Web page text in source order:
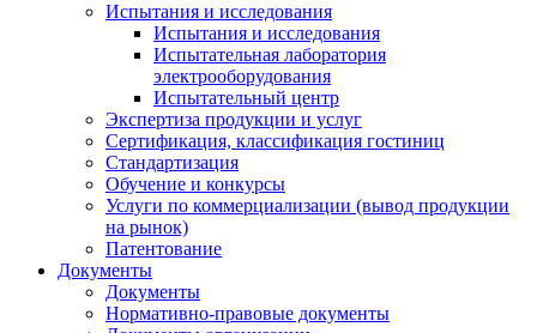
Испытания и исследования
Испытания и исследования
Испытательная лаборатория
электрооборудования
Испытательный центр
Экспертиза продукции и услуг
Сертификация, классификация гостиниц
Стандартизация
Обучение и конкурсы
Услуги по коммерциализации (вывод продукции
на рынок)
Патентование
Документы
Документы
Нормативно-правовые документы